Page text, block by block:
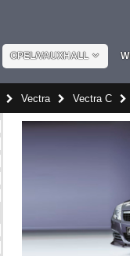
OPEL/VAUXHALL
Vectra Vectra C